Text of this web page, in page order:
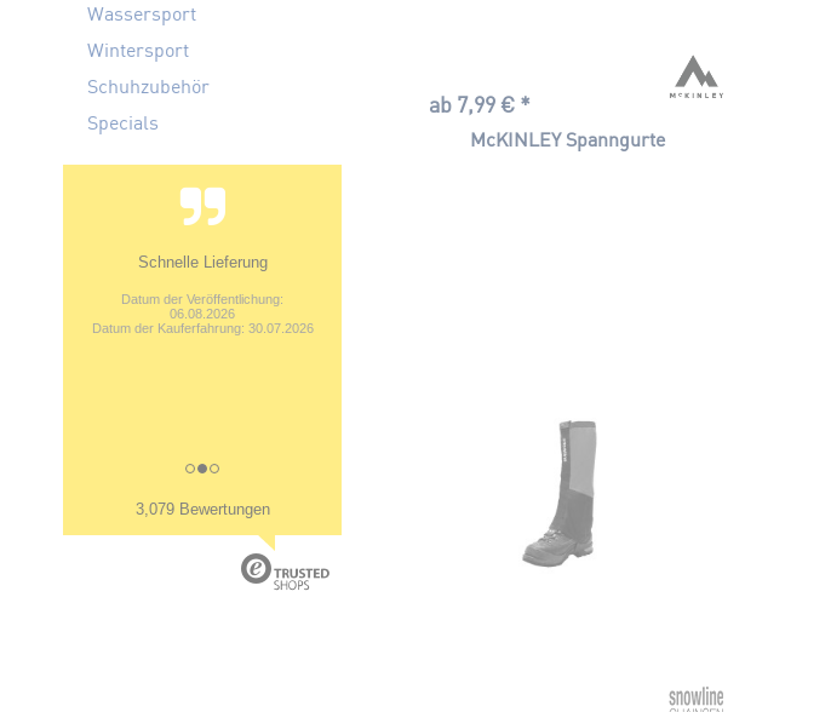
Wassersport
Wintersport
Schuhzubehör
Specials
Schnelle Lieferung
Datum der Veröffentlichung:
06.08.2026
Datum der Kauferfahrung: 30.07.2026
3,079 Bewertungen
McKINLEY Spanngurte
ab 7,99 € *